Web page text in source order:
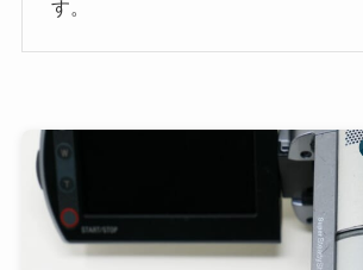
す。